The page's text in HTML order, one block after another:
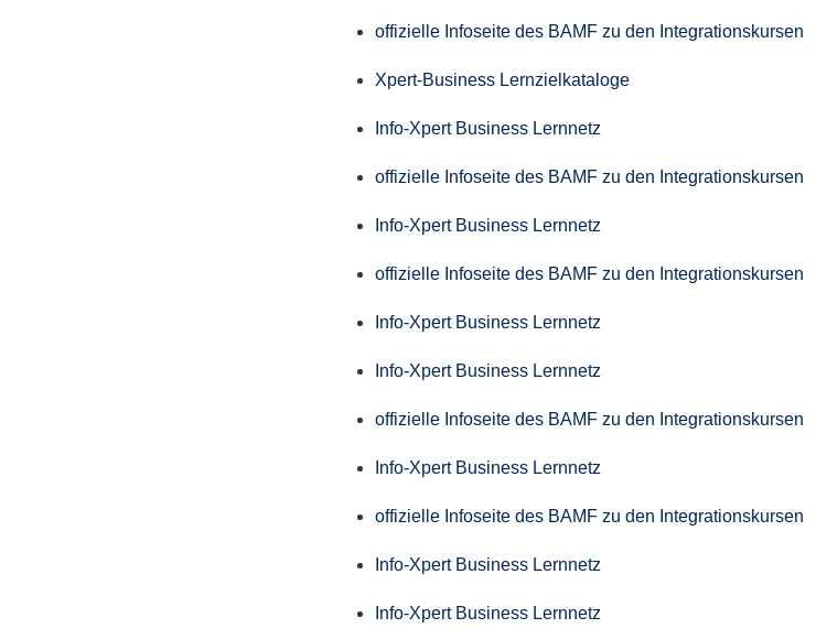
offizielle Infoseite des BAMF zu den Integrationskursen
Xpert-Business Lernzielkataloge
Info-Xpert Business Lernnetz
offizielle Infoseite des BAMF zu den Integrationskursen
Info-Xpert Business Lernnetz
offizielle Infoseite des BAMF zu den Integrationskursen
Info-Xpert Business Lernnetz
Info-Xpert Business Lernnetz
offizielle Infoseite des BAMF zu den Integrationskursen
Info-Xpert Business Lernnetz
offizielle Infoseite des BAMF zu den Integrationskursen
Info-Xpert Business Lernnetz
Info-Xpert Business Lernnetz